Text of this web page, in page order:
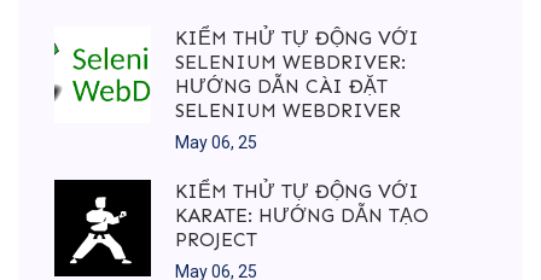
KIỂM THỬ TỰ ĐỘNG VỚI
SELENIUM WEBDRIVER:
HƯỚNG DẪN CÀI ĐẶT
SELENIUM WEBDRIVER
May 06, 25
KIỂM THỬ TỰ ĐỘNG VỚI
KARATE: HƯỚNG DẪN TẠO
PROJECT
May 06, 25